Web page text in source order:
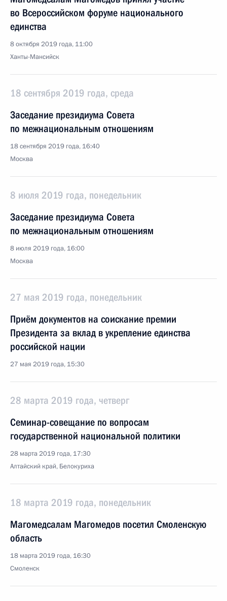
во Всероссийском форуме национального
единства
8 октября 2019 года, 11:00
Ханты-Мансийск
18 сентября 2019 года, среда
Заседание президиума Совета
по межнациональным отношениям
18 сентября 2019 года, 16:40
Москва
8 июля 2019 года, понедельник
Заседание президиума Совета
по межнациональным отношениям
8 июля 2019 года, 16:00
Москва
27 мая 2019 года, понедельник
Приём документов на соискание премии
Президента за вклад в укрепление единства
российской нации
27 мая 2019 года, 15:30
28 марта 2019 года, четверг
Семинар-совещание по вопросам
государственной национальной политики
28 марта 2019 года, 17:30
Алтайский край, Белокуриха
18 марта 2019 года, понедельник
Магомедсалам Магомедов посетил Смоленскую
область
18 марта 2019 года, 16:30
Смоленск